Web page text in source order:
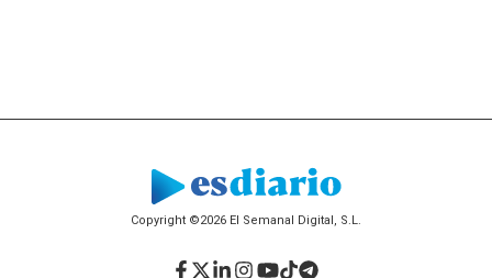
Copyright ©2026 El Semanal Digital, S.L.
Facebook
Twitter
LinkedIn
Instagram
YouTube
TikTok
Telegram